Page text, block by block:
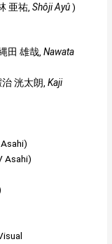
亜祐 ,Shôji Ayû)
田 雄哉 ,Nawata
治 洸太朗 ,Kaji
Asahi)